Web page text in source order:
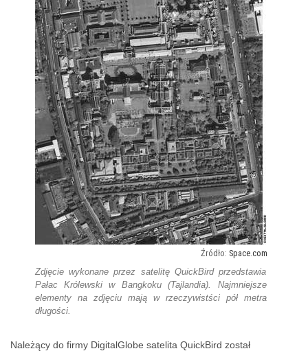
Space.com
Zdjęcie wykonane przez satelitę QuickBird przedstawia
Pałac Królewski w Bangkoku (Tajlandia). Najmniejsze
elementy na zdjęciu mają w rzeczywistści pół metra
długości.
Należący do firmy DigitalGlobe satelita QuickBird został